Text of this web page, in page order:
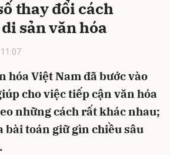
thay đổi cách
sản văn hóa
hóa Việt Nam đã bước vào
cho việc tiếp cận văn hóa
những cách rất khác nhau;
bài toán giữ gìn chiều sâu
Hủy Gửi